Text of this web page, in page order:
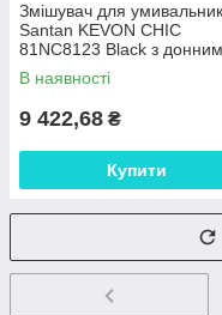
Змішувач для
Santan KEVON CHIC
81NC8123 Black з донним
клапаном
В наявності
9 422,68 ₴
Купити